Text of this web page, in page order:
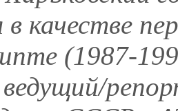
качестве
(1987-